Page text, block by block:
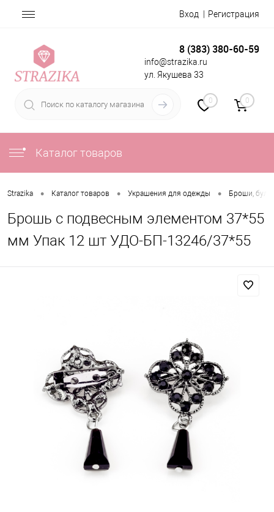
Вход Регистрация
8 (383) 380-60-59
info@strazika.ru
ул. Якушева 33
0 0
Каталог товаров
Strazika • Каталог товаров • Украшения для одежды • Броши,
Брошь с подвесным элементом 37*55
мм Упак 12 шт УДО-БП-13246/37*55